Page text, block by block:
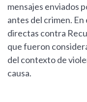
mensajes enviados
antes del crimen.
directas contra
que fueron
del contexto de
causa.